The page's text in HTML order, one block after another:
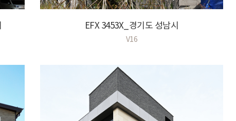
EFX 3453X_경기도 성남시
V16